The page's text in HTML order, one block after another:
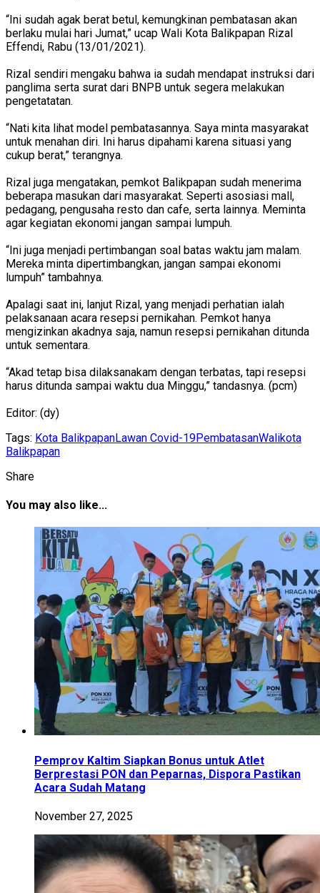
“Ini sudah agak berat betul, kemungkinan pembatasan akan
berlaku mulai hari Jumat,” ucap Wali Kota Balikpapan Rizal
Effendi, Rabu (13/01/2021).
Rizal sendiri mengaku bahwa ia sudah mendapat instruksi dari
panglima serta surat dari BNPB untuk segera melakukan
pengetatatan.
“Nati kita lihat model pembatasannya. Saya minta masyarakat
untuk menahan diri. Ini harus dipahami karena situasi yang
cukup berat,” terangnya.
Rizal juga mengatakan, pemkot Balikpapan sudah menerima
beberapa masukan dari masyarakat. Seperti asosiasi mall,
pedagang, pengusaha resto dan cafe, serta lainnya. Meminta
agar kegiatan ekonomi jangan sampai lumpuh.
“Ini juga menjadi pertimbangan soal batas waktu jam malam.
Mereka minta dipertimbangkan, jangan sampai ekonomi
lumpuh” tambahnya.
Apalagi saat ini, lanjut Rizal, yang menjadi perhatian ialah
pelaksanaan acara resepsi pernikahan. Pemkot hanya
mengizinkan akadnya saja, namun resepsi pernikahan ditunda
untuk sementara.
“Akad tetap bisa dilaksanakam dengan terbatas, tapi resepsi
harus ditunda sampai waktu dua Minggu,” tandasnya. (pcm)
Editor: (dy)
Tags: Kota BalikpapanLawan Covid-19PembatasanWalikota
Balikpapan
Share
You may also like...
Pemprov Kaltim Siapkan Bonus untuk Atlet
Berprestasi PON dan Peparnas, Dispora Pastikan
Acara Sudah Matang
November 27, 2025